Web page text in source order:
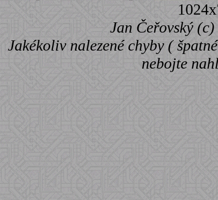
Jan Čeřovský
Jakékoliv nalezené chyby (
nebojte